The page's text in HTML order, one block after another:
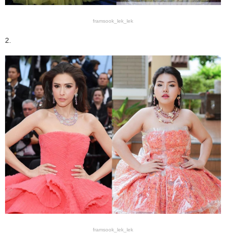
framsook_lek_lek
2.
framsook_lek_lek